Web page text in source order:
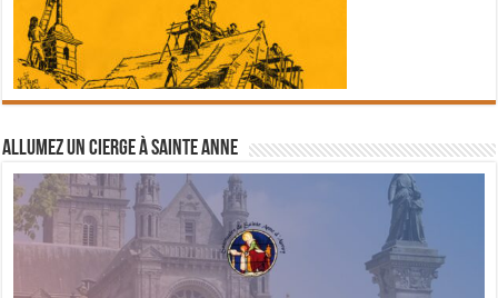
Allumez un cierge à Sainte Anne